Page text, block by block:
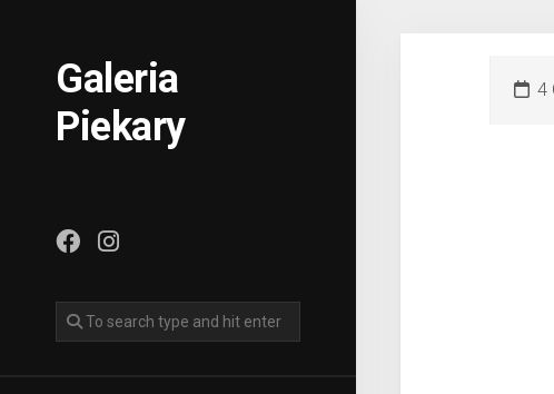
Galeria
Piekary
4